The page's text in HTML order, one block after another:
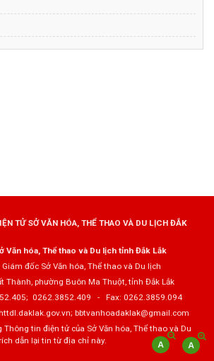
TỬ SỞ VĂN HÓA, THỂ THAO VÀ DU LỊCH ĐẮK
Văn hóa, Thể thao và Du lịch tỉnh Đắk Lắk
Giám đốc Sở Văn hóa, Thể thao và Du lịch
Thành, phường Buôn Ma Thuột, tỉnh Đắk Lắk
0262.3852.409 - Fax: 0262.3859.094
bbtvanhoadaklak@gmail.com
tin điện tử của Sở Văn hóa, Thể thao và Du
dẫn lại tin từ địa chỉ này.